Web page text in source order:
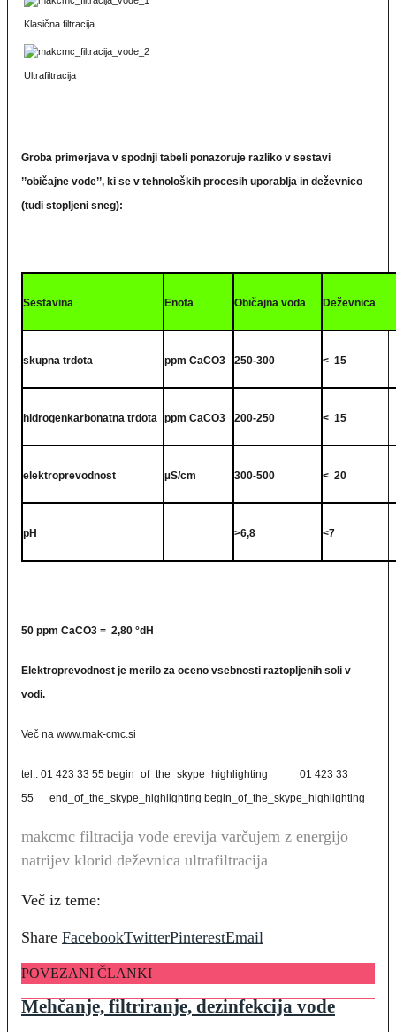
Klasična filtracija
Ultrafiltracija
Groba primerjava v spodnji tabeli ponazoruje razliko v sestavi
’’običajne vode’’, ki se v tehnoloških procesih uporablja in deževnico
(tudi stopljeni sneg):
Sestavina Enota Običajna voda Deževnica
skupna trdota ppm CaCO3 250-300 < 15
hidrogenkarbonatna trdota ppm CaCO3 200-250 < 15
elektroprevodnost µS/cm 300-500 < 20
pH >6,8 <7
50 ppm CaCO3 = 2,80 °dH
Elektroprevodnost je merilo za oceno vsebnosti raztopljenih soli v
vodi.
Več na www.mak-cmc.si
tel.: 01 423 33 55 begin_of_the_skype_highlighting
01 423 33
55
end_of_the_skype_highlighting begin_of_the_skype_highlighting
makcmc filtracija vode erevija varčujem z energijo
natrijev klorid deževnica ultrafiltracija
Več iz teme:
Share FacebookTwitterPinterestEmail
POVEZANI ČLANKI
Mehčanje, filtriranje, dezinfekcija vode